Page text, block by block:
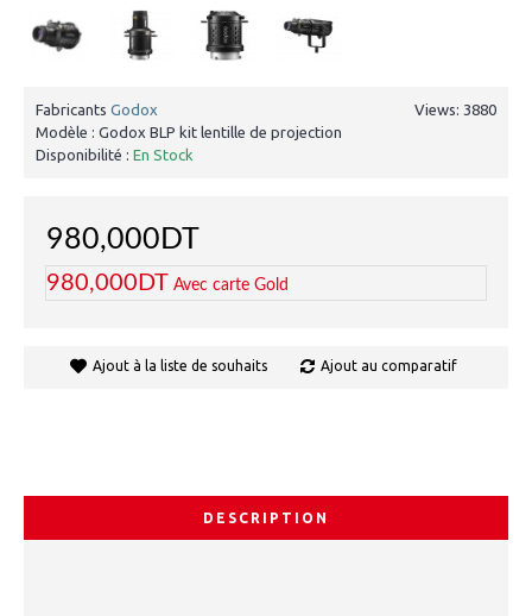
Views: 3880
Fabricants Godox
Modèle : Godox BLP kit lentille de projection
Disponibilité : En Stock
980,000DT
980,000DT Avec carte Gold
Ajout à la liste de souhaits Ajout au comparatif
DESCRIPTION